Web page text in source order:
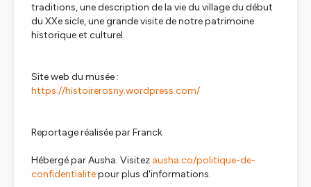
traditions, une description de la vie du village du début
du XXe sicle, une grande visite de notre patrimoine
historique et culturel.
Site web du musée :
https://histoirerosny.wordpress.com/
Reportage réalisée par Franck
Hébergé par Ausha. Visitez ausha.co/politique-de-
confidentialitepour plus d'informations.